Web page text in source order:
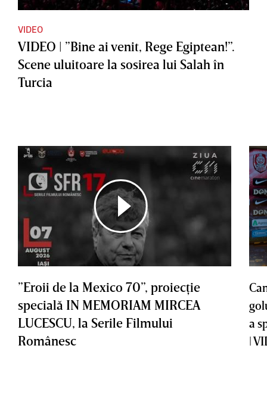
VIDEO
VIDEO | ”Bine ai venit, Rege Egiptean!”.
Scene uluitoare la sosirea lui Salah în
Turcia
”Eroii de la Mexico 70”, proiecţie
specială IN MEMORIAM MIRCEA
LUCESCU, la Serile Filmului
Românesc
a
|